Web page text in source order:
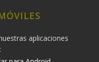
aplicaciones